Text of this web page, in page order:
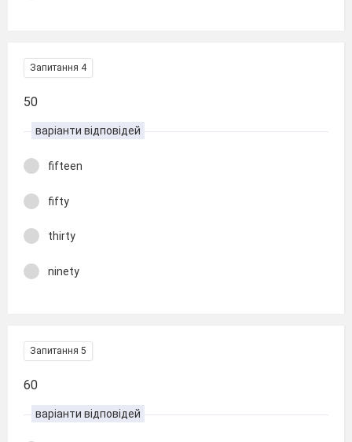
Запитання 4
50
варіанти відповідей
fifteen
fifty
thirty
ninety
Запитання 5
60
варіанти відповідей